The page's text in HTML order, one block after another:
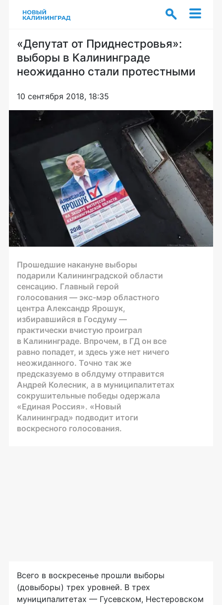
«Депутат от Приднестровья»:
выборы в Калининграде
неожиданно стали протестными
10 сентября 2018, 18:35
Прошедшие накануне выборы
подарили Калининградской области
сенсацию. Главный герой
голосования — экс-мэр областного
центра Александр Ярошук,
избиравшийся в Госдуму —
практически вчистую проиграл
в Калининграде. Впрочем, в ГД он все
равно попадет, и здесь уже нет ничего
неожиданного. Точно так же
предсказуемо в облдуму отправится
Андрей Колесник, а в муниципалитетах
сокрушительные победы одержала
«Единая Россия». «Новый
Калининград» подводит итоги
воскресного голосования.
Всего в воскресенье прошли выборы
(довыборы) трех уровней. В трех
муниципалитетах — Гусевском, Нестеровском